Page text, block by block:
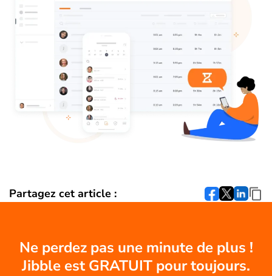
Partagez cet article :
Ne perdez pas une minute de plus !
Jibble est GRATUIT pour toujours.